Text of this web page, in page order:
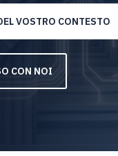
VOSTRO CONTESTO
CON NOI